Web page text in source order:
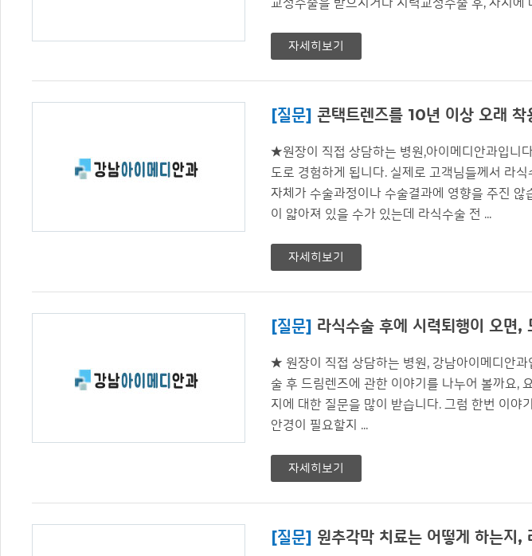
자세히보기
[질문] 콘택트렌즈를 10년 이상 오래
★원장이 직접 상담하는 병원,아이메디안과입니
도로 경험하게 됩니다. 실제로 고객님들께서 라
자체가 수술과정이나 수술결과에 영향을 주진 않
이 얇아져 있을 수가 있는데 라식수술 전 ...
자세히보기
[질문] 라식수술 후에 시력퇴행이 오면,
★ 원장이 직접 상담하는 병원, 강남아이메디안
술 후 드림렌즈에 관한 이야기를 나누어 볼까요,
지에 대한 질문을 많이 받습니다. 그럼 한번 이야
안경이 필요할지 ...
자세히보기
[질문] 원추각막 치료는 어떻게 하는지,